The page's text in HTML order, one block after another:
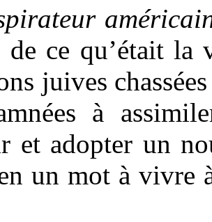
de ce qu’était la
juives
à
et adopter un
un mot à vivre